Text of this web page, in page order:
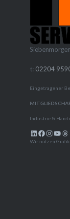
t: 02204
Eingetragener
Industrie &
LinkedIn Facebook Instagram YouTube Threads
Wir nutzen